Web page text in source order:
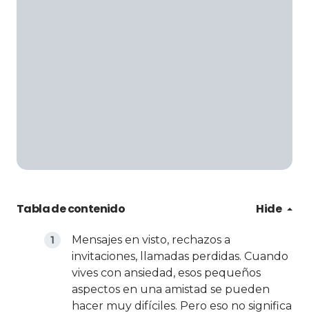
Tabla de contenido Hide
Mensajes en visto, rechazos a
invitaciones, llamadas perdidas. Cuando
vives con ansiedad, esos pequeños
aspectos en una amistad se pueden
hacer muy difíciles. Pero eso no significa